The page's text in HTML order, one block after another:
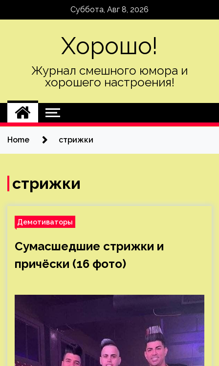
Суббота, Авг 8, 2026
Хорошо!
Журнал смешного юмора и
хорошего настроения!
Home стрижки
стрижки
Демотиваторы
Сумасшедшие стрижки и
причёски (16 фото)